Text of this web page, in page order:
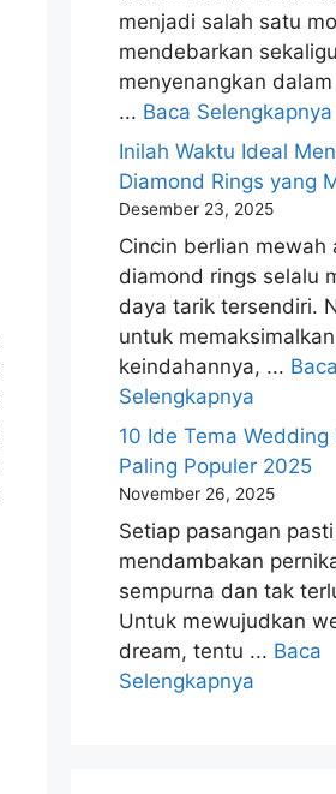
menjadi salah satu
mendebarkan
menyenangkan
... Baca Selengkapnya
Inilah Waktu Ideal
Diamond Rings yang
Desember 23, 2025
Cincin berlian mewah
diamond rings selalu
daya tarik tersendiri.
untuk memaksimalkan
keindahannya, ... Baca
Selengkapnya
10 Ide Tema Wedding
Paling Populer 2025
November 26, 2025
Setiap pasangan pasti
mendambakan
sempurna dan tak
Untuk mewujudkan
dream, tentu ... Baca
Selengkapnya